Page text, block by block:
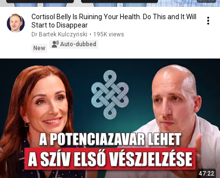
Cortisol Belly Is Ruining Your Health. Do This and It Will
Start to Disappear
Dr Bartek Kulczyński • 195K views
New
Auto-dubbed
47:22